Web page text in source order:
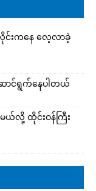
းကနေ လေ့လာခဲ့
ာင်ရွက်နေပါတယ်
ယ်လို့ ထိုင်းဝန်ကြီး